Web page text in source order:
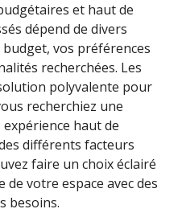
et haut de
dépend de divers
vos préférences
recherchées. Les
polyvalente pour
recherchiez une
haut de
différents facteurs
faire un choix éclairé
votre espace avec des
besoins.